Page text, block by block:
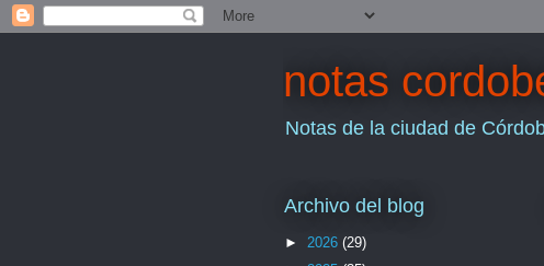
notas
Notas de la ciudad de
Archivo del blog
► 2026 (29)